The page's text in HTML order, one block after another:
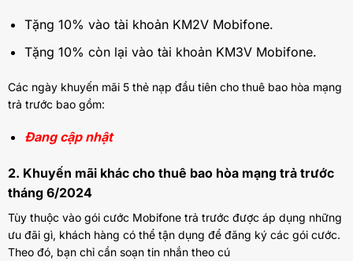
Tặng 10% vào tài khoản KM2V Mobifone.
Tặng 10% còn lại vào tài khoản KM3V Mobifone.
Các ngày khuyến mãi 5 thẻ nạp đầu tiên cho thuê bao hòa mạng
trả trước bao gồm:
Đang cập nhật
2. Khuyến mãi khác cho thuê bao hòa mạng trả trước
tháng 6/2024
Tùy thuộc vào gói cước Mobifone trả trước được áp dụng những
ưu đãi gì, khách hàng có thể tận dụng để đăng ký các gói cước.
Theo đó, bạn chỉ cần soạn tin nhắn theo cú